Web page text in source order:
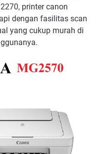
printer canon
dengan fasilitas scan
yang cukup murah di